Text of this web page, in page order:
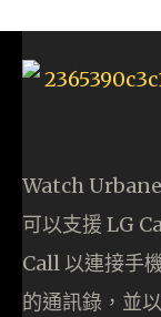
Watch
可以支援 LG
Call 以連接手
的通訊錄，並